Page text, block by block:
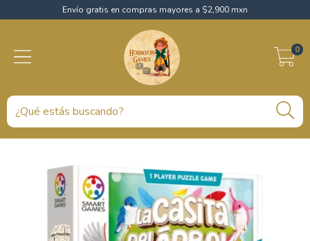
Envío gratis en compras mayores a $2,900 mxn
0